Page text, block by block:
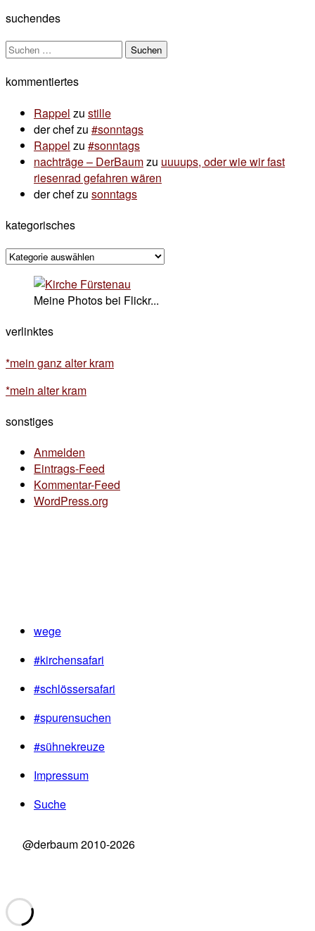
suchendes
Suchen
kommentiertes
Rappel zu stille
der chefzu #sonntags
Rappel zu #sonntags
nachträge – DerBaumzu uuuups, oder wie wir fast
riesenrad gefahren wären
der chefzu sonntags
kategorisches
kategorisches
Meine Photos bei Flickr...
verlinktes
*mein ganz alter kram
*mein alter kram
sonstiges
Anmelden
Eintrags-Feed
Kommentar-Feed
WordPress.org
wege
#kirchensafari
#schlössersafari
#spurensuchen
#sühnekreuze
Impressum
Suche
@derbaum 2010-2026